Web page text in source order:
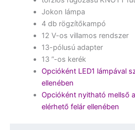
Jokon lámpa
4 db rögzítőkampó
12 V-os villamos rendszer
13-pólusú adapter
13 ”-os kerék
Opcióként LED1 lámpával
ellenében
Opcióként nyitható mellső
elérhető felár ellenében